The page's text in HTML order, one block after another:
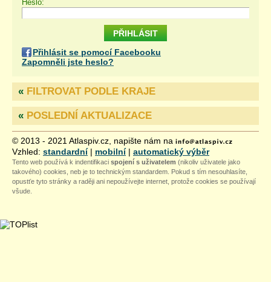
Heslo:
Přihlásit se pomocí Facebooku
Zapomněli jste heslo?
« FILTROVAT PODLE KRAJE
« POSLEDNÍ AKTUALIZACE
© 2013 - 2021 Atlaspiv.cz, napište nám na
Vzhled: standardní| mobilní| automatický výběr
Tento web používá k indentifikaci spojení s uživatelem (nikoliv uživatele jako
takového) cookies, neb je to technickým standardem. Pokud s tím nesouhlasíte,
opustťe tyto stránky a raději ani nepoužívejte internet, protože cookies se používají
všude.